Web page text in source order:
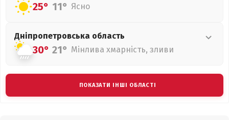
25° 11° Ясно
Дніпропетровська область
30° 21° Мінлива хмарність, зливи
ПОКАЗАТИ ІНШІ ОБЛАСТІ